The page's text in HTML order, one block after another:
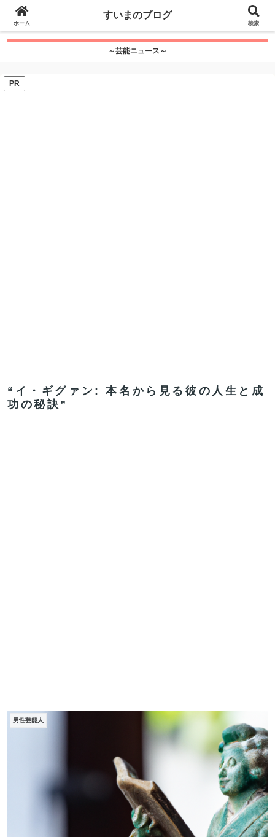
google.com, pub-7115624674097404, DIRECT,
f08c47fec0942fa0
～芸能ニュース～
PR
“イ・ギグァン: 本名から見る彼の人生と成
功の秘訣”
男性芸能人
ホーム
すいまのブログ
検索